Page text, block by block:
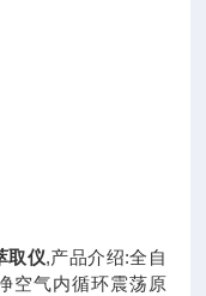
取仪,产品介绍:全自
空气内循环震荡原